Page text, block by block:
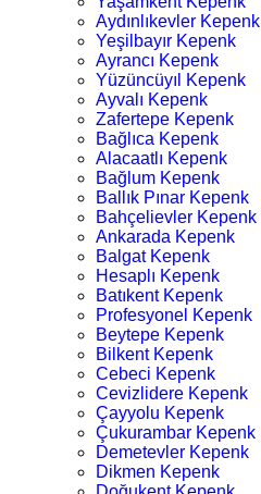
Aydınlıkevler Kepenk
Yeşilbayır Kepenk
Ayrancı Kepenk
Yüzüncüyıl Kepenk
Ayvalı Kepenk
Zafertepe Kepenk
Bağlıca Kepenk
Alacaatlı Kepenk
Bağlum Kepenk
Ballık Pınar Kepenk
Bahçelievler Kepenk
Ankarada Kepenk
Balgat Kepenk
Hesaplı Kepenk
Batıkent Kepenk
Profesyonel Kepenk
Beytepe Kepenk
Bilkent Kepenk
Cebeci Kepenk
Cevizlidere Kepenk
Çayyolu Kepenk
Çukurambar Kepenk
Demetevler Kepenk
Dikmen Kepenk